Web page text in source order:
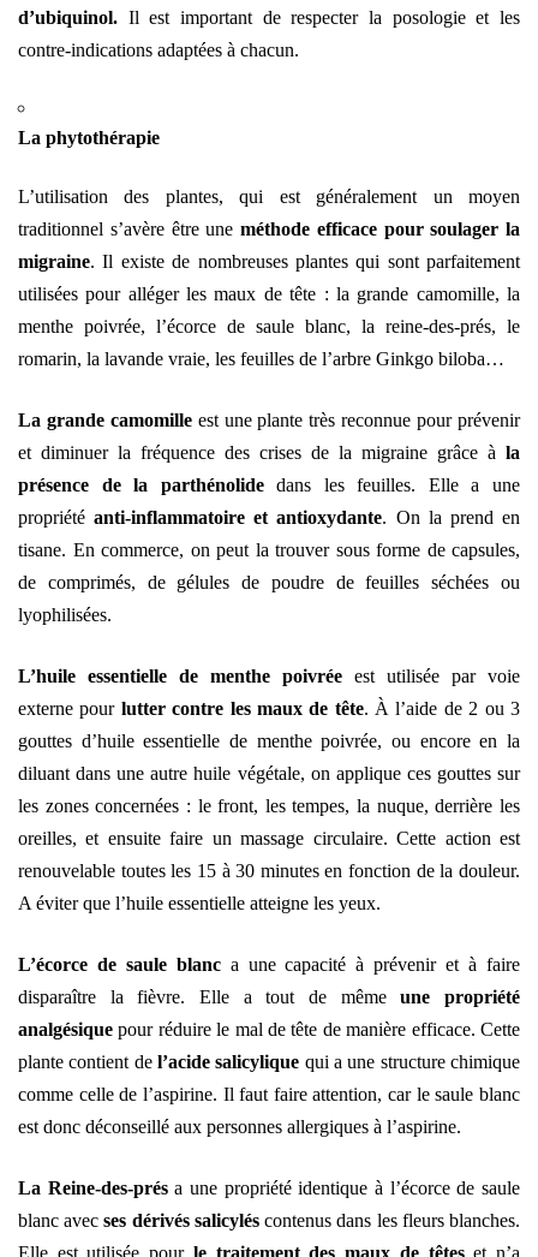
d’ubiquinol. Il est important de respecter la posologie et les
contre-indications adaptées à chacun.
La phytothérapie
L’utilisation des plantes, qui est généralement un moyen
traditionnel s’avère être une méthode efficace pour soulager la
migraine. Il existe de nombreuses plantes qui sont parfaitement
utilisées pour alléger les maux de tête : la grande camomille, la
menthe poivrée, l’écorce de saule blanc, la reine-des-prés, le
romarin, la lavande vraie, les feuilles de l’arbre Ginkgo biloba…
La grande camomilleest une plante très reconnue pour prévenir
et diminuer la fréquence des crises de la migraine grâce à la
présence de la parthénolidedans les feuilles. Elle a une
propriétéanti-inflammatoire et antioxydante. On la prend en
tisane. En commerce, on peut la trouver sous forme de capsules,
de comprimés, de gélules de poudre de feuilles séchées ou
lyophilisées.
L’huile essentielle de menthe poivrée est utilisée par voie
externe pour lutter contre les maux de tête. À l’aide de 2 ou 3
gouttes d’huile essentielle de menthe poivrée, ou encore en la
diluant dans une autre huile végétale, on applique ces gouttes sur
les zones concernées : le front, les tempes, la nuque, derrière les
oreilles, et ensuite faire un massage circulaire. Cette action est
renouvelable toutes les 15 à 30 minutes en fonction de la douleur.
A éviter que l’huile essentielle atteigne les yeux.
L’écorce de saule blanca une capacité à prévenir et à faire
disparaître la fièvre. Elle a tout de mêmeune propriété
analgésique pour réduire le mal de tête de manière efficace. Cette
plante contient de l’acide salicylique qui a une structure chimique
comme celle de l’aspirine. Il faut faire attention, car le saule blanc
est donc déconseillé aux personnes allergiques à l’aspirine.
La Reine-des-présa une propriété identique à l’écorce de saule
blanc avecses dérivés salicyléscontenus dans les fleurs blanches.
Elle est utilisée pour le traitement des maux de têteset n’a